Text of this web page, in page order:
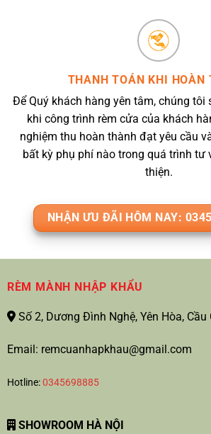
THANH TOÁN KHI HOÀN
Để Quý khách hàng yên tâm, chúng tôi
khi công trình rèm cửa của khách
nghiệm thu hoàn thành đạt yêu cầu
bất kỳ phụ phí nào trong quá trình tư
thiện.
NHẬN ƯU ĐÃI HÔM NAY:
RÈM MÀNH NHẬP KHẨU
Số 2, Dương Đình Nghệ, Yên Hòa, Cầu
Email: remcuanhapkhau@gmail.com
Hotline:0345698885
SHOWROOM HÀ NỘI